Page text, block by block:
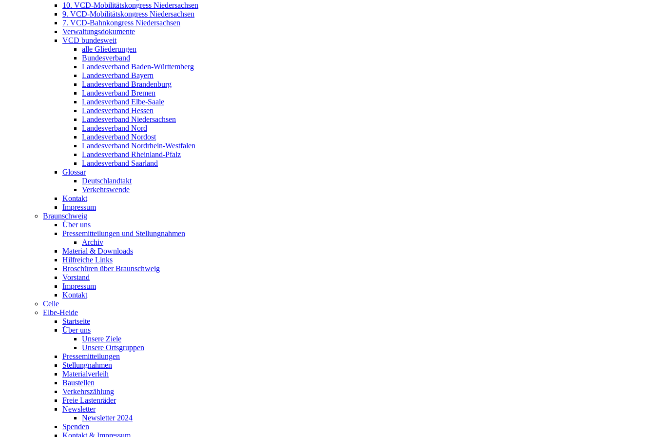
10. VCD-Mobilitätskongress Niedersachsen
9. VCD-Mobilitätskongress Niedersachsen
7. VCD-Bahnkongress Niedersachsen
Verwaltungsdokumente
VCD bundesweit
alle Gliederungen
Bundesverband
Landesverband Baden-Württemberg
Landesverband Bayern
Landesverband Brandenburg
Landesverband Bremen
Landesverband Elbe-Saale
Landesverband Hessen
Landesverband Niedersachsen
Landesverband Nord
Landesverband Nordost
Landesverband Nordrhein-Westfalen
Landesverband Rheinland-Pfalz
Landesverband Saarland
Glossar
Deutschlandtakt
Verkehrswende
Kontakt
Impressum
Braunschweig
Über uns
Pressemitteilungen und Stellungnahmen
Archiv
Material & Downloads
Hilfreiche Links
Broschüren über Braunschweig
Vorstand
Impressum
Kontakt
Celle
Elbe-Heide
Startseite
Über uns
Unsere Ziele
Unsere Ortsgruppen
Pressemitteilungen
Stellungnahmen
Materialverleih
Baustellen
Verkehrszählung
Freie Lastenräder
Newsletter
Newsletter 2024
Spenden
Kontakt & Impressum